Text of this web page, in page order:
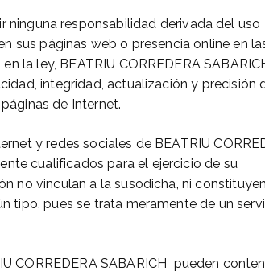
ninguna responsabilidad derivada del uso
sus páginas web o presencia online en
la ley, BEATRIU CORREDERA
integridad, actualización y precisión
de Internet.
y redes sociales de BEATRIU
cualificados para el ejercicio de su
no vinculan a la susodicha, ni constituyen
tipo, pues se trata meramente de un
CORREDERA SABARICH pueden